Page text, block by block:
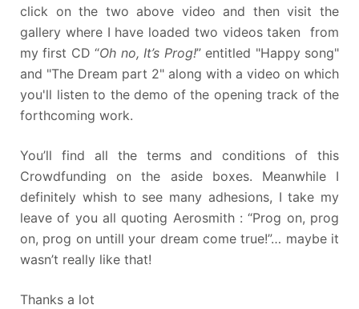
click on the two above video and then visit the
gallery where I have loaded two videos taken from
my first CD “Oh no, It’s Prog!” entitled "Happy song"
and "The Dream part 2" along with a video on which
you'll listen to the demo of the opening track of the
forthcoming work.
You’ll find all the terms and conditions of this
Crowdfunding on the aside boxes. Meanwhile I
definitely whish to see many adhesions, I take my
leave of you all quoting Aerosmith : “Prog on, prog
on, prog on untill your dream come true!”… maybe it
wasn’t really like that!
Thanks a lot